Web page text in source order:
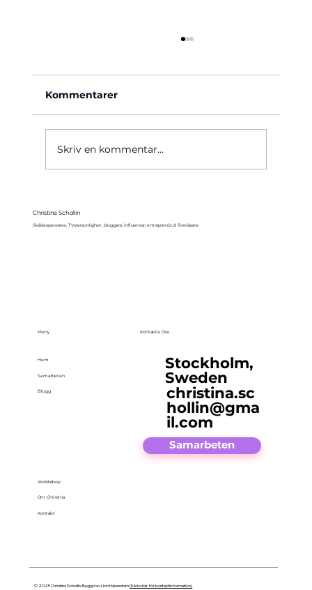
Kommentarer
Skriv en kommentar...
Christina Schollin
Skådespelerska, TV-personlighet, bloggare, influencer, entreprenör, & föreläsare.
Meny
Hem
Samarbeten
Blogg
Webbshop
Om Christina
Kontakt
Kontakta Oss
Stockholm,
Sweden
christina.sc
hollin@gma
il.com
Samarbeten
© 2025 Christina Schollin. Byggd av Lion Härenstam(Klicka här för kontaktinformation)